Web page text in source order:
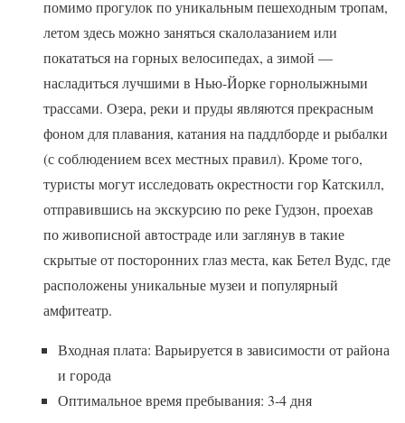
помимо прогулок по уникальным пешеходным тропам,
летом здесь можно заняться скалолазанием или
покататься на горных велосипедах, а зимой —
насладиться лучшими в Нью-Йорке горнолыжными
трассами. Озера, реки и пруды являются прекрасным
фоном для плавания, катания на паддлборде и рыбалки
(с соблюдением всех местных правил). Кроме того,
туристы могут исследовать окрестности гор Катскилл,
отправившись на экскурсию по реке Гудзон, проехав
по живописной автостраде или заглянув в такие
скрытые от посторонних глаз места, как Бетел Вудс, где
расположены уникальные музеи и популярный
амфитеатр.
Входная плата: Варьируется в зависимости от района
и города
Оптимальное время пребывания: 3-4 дня